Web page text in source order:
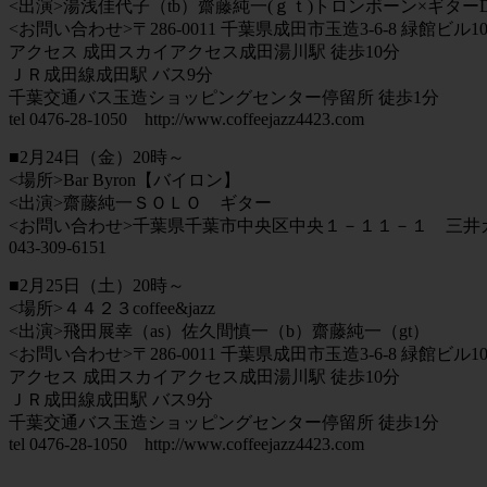
<出演>湯浅佳代子（tb）齋藤純一(ｇｔ)トロンボーン×ギター
<お問い合わせ>〒286-0011 千葉県成田市玉造3-6-8 緑館ビル
アクセス 成田スカイアクセス成田湯川駅 徒歩10分
ＪＲ成田線成田駅 バス9分
千葉交通バス玉造ショッピングセンター停留所 徒歩1分
tel 0476-28-1050 http://www.coffeejazz4423.com
■2月24日（金）20時～
<場所>Bar Byron【バイロン】
<出演>齋藤純一ＳＯＬＯ ギター
<お問い合わせ>千葉県千葉市中央区中央１－１１－１ 三井
043-309-6151
■2月25日（土）20時～
<場所>４４２３coffee&jazz
<出演>飛田展幸（as）佐久間慎一（b）齋藤純一（gt）
<お問い合わせ>〒286-0011 千葉県成田市玉造3-6-8 緑館ビル
アクセス 成田スカイアクセス成田湯川駅 徒歩10分
ＪＲ成田線成田駅 バス9分
千葉交通バス玉造ショッピングセンター停留所 徒歩1分
tel 0476-28-1050 http://www.coffeejazz4423.com